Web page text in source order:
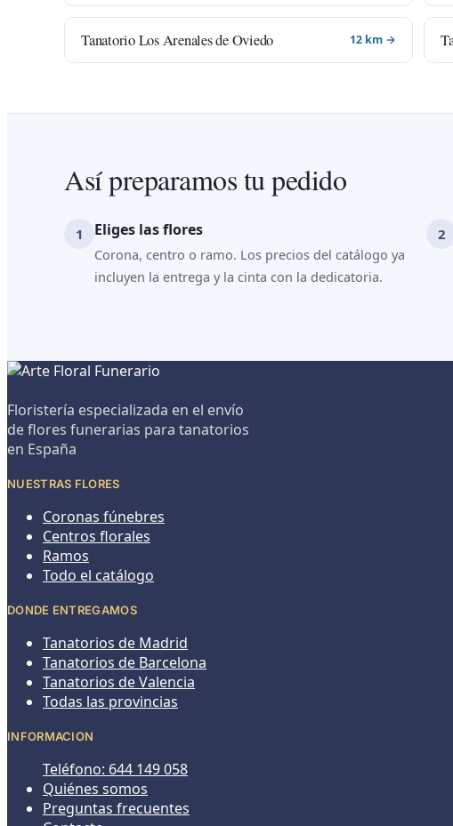
Tanatorio Los Arenales de Oviedo 12 km →
Así preparamos tu pedido
Eliges las flores
Corona, centro o ramo. Los precios del catálogo ya
incluyen la entrega y la cinta con la dedicatoria.
Floristería especializada en el envío
de flores funerarias para tanatorios
en España
NUESTRAS FLORES
Coronas fúnebres
Centros florales
Ramos
Todo el catálogo
DONDE ENTREGAMOS
Tanatorios de Madrid
Tanatorios de Barcelona
Tanatorios de Valencia
Todas las provincias
INFORMACION
Teléfono: 644 149 058
Quiénes somos
Preguntas frecuentes